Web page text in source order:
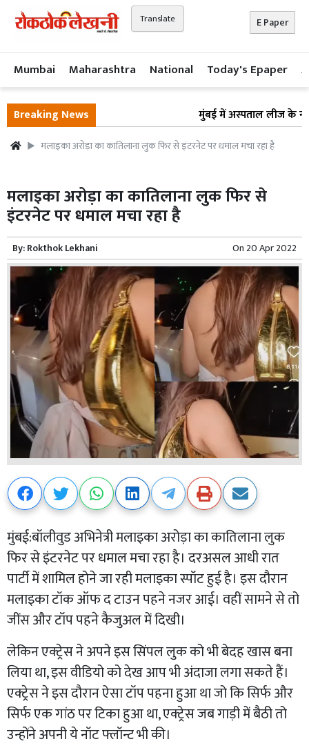
Translate E Paper
Mumbai Maharashtra National Today's Epaper
Breaking News मुंबई में अस्पताल लीज के
मलाइका अरोड़ा का कातिलाना लुक फिर से इंटरनेट पर धमाल मचा रहा है
मलाइका अरोड़ा का कातिलाना लुक फिर से
इंटरनेट पर धमाल मचा रहा है
By:Rokthok Lekhani On20 Apr 2022
मुंबई:बॉलीवुड अभिनेत्री मलाइका अरोड़ा का कातिलाना लुक
फिर से इंटरनेट पर धमाल मचा रहा है। दरअसल आधी रात
पार्टी में शामिल होने जा रही मलाइका स्पॉट हुई है। इस दौरान
मलाइका टॉक ऑफ द टाउन पहने नजर आई। वहीं सामने से तो
जींस और टॉप पहने कैजुअल में दिखी।
लेकिन एक्ट्रेस ने अपने इस सिंपल लुक को भी बेदह खास बना
लिया था, इस वीडियो को देख आप भी अंदाजा लगा सकते हैं।
एक्ट्रेस ने इस दौरान ऐसा टॉप पहना हुआ था जो कि सिर्फ और
सिर्फ एक गांठ पर टिका हुआ था, एक्ट्रेस जब गाड़ी में बैठी तो
उन्होंने अपनी ये नॉट फ्लॉन्ट भी की।